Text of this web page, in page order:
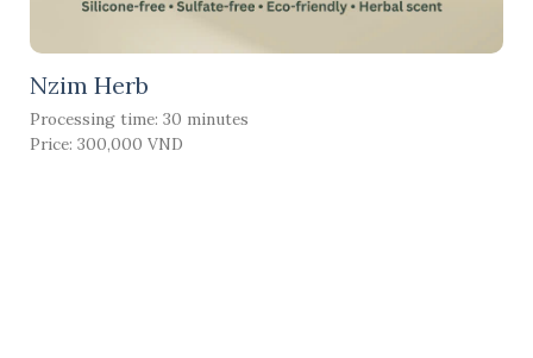
Nzim Herb
Processing time: 30 minutes
Price: 300,000 VND